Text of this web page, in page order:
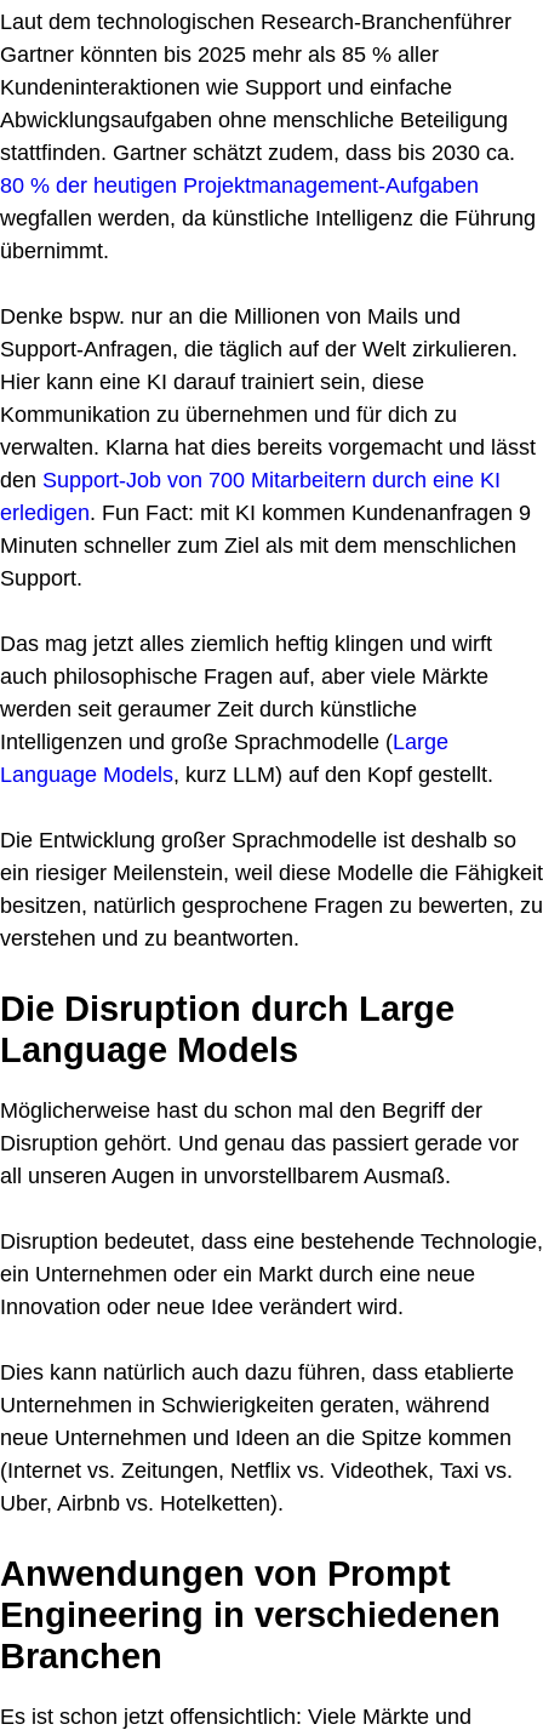
Laut dem technologischen Research-Branchenführer
Gartner könnten bis 2025 mehr als 85 % aller
Kundeninteraktionen wie Support und einfache
Abwicklungsaufgaben ohne menschliche Beteiligung
stattfinden. Gartner schätzt zudem, dass bis 2030 ca.
80 % der heutigen Projektmanagement-Aufgaben
wegfallen werden, da künstliche Intelligenz die Führung
übernimmt.
Denke bspw. nur an die Millionen von Mails und
Support-Anfragen, die täglich auf der Welt zirkulieren.
Hier kann eine KI darauf trainiert sein, diese
Kommunikation zu übernehmen und für dich zu
verwalten. Klarna hat dies bereits vorgemacht und lässt
den Support-Job von 700 Mitarbeitern durch eine KI
erledigen. Fun Fact: mit KI kommen Kundenanfragen 9
Minuten schneller zum Ziel als mit dem menschlichen
Support.
Das mag jetzt alles ziemlich heftig klingen und wirft
auch philosophische Fragen auf, aber viele Märkte
werden seit geraumer Zeit durch künstliche
Intelligenzen und große Sprachmodelle (Large
Language Models, kurz LLM) auf den Kopf gestellt.
Die Entwicklung großer Sprachmodelle ist deshalb so
ein riesiger Meilenstein, weil diese Modelle die Fähigkeit
besitzen, natürlich gesprochene Fragen zu bewerten, zu
verstehen und zu beantworten.
Die Disruption durch Large
Language Models
Möglicherweise hast du schon mal den Begriff der
Disruption gehört. Und genau das passiert gerade vor
all unseren Augen in unvorstellbarem Ausmaß.
Disruption bedeutet, dass eine bestehende Technologie,
ein Unternehmen oder ein Markt durch eine neue
Innovation oder neue Idee verändert wird.
Dies kann natürlich auch dazu führen, dass etablierte
Unternehmen in Schwierigkeiten geraten, während
neue Unternehmen und Ideen an die Spitze kommen
(Internet vs. Zeitungen, Netflix vs. Videothek, Taxi vs.
Uber, Airbnb vs. Hotelketten).
Anwendungen von Prompt
Engineering in verschiedenen
Branchen
Es ist schon jetzt offensichtlich: Viele Märkte und